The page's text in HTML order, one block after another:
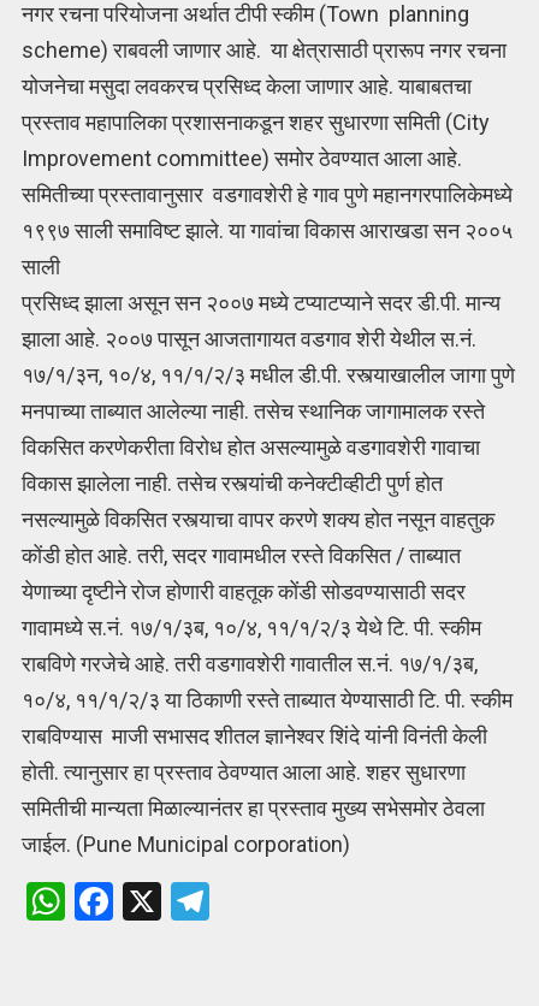
नगर रचना परियोजना अर्थात टीपी स्कीम (Town planning
scheme) राबवली जाणार आहे. या क्षेत्रासाठी प्रारूप नगर रचना
योजनेचा मसुदा लवकरच प्रसिध्द केला जाणार आहे. याबाबतचा
प्रस्ताव महापालिका प्रशासनाकडून शहर सुधारणा समिती (City
Improvement committee) समोर ठेवण्यात आला आहे.
समितीच्या प्रस्तावानुसार वडगावशेरी हे गाव पुणे महानगरपालिकेमध्ये
१९९७ साली समाविष्ट झाले. या गावांचा विकास आराखडा सन २००५
साली
प्रसिध्द झाला असून सन २००७ मध्ये टप्याटप्याने सदर डी.पी. मान्य
झाला आहे. २००७ पासून आजतागायत वडगाव शेरी येथील स.नं.
१७/१/३न, १०/४, ११/१/२/३ मधील डी.पी. रस्त्याखालील जागा पुणे
मनपाच्या ताब्यात आलेल्या नाही. तसेच स्थानिक जागामालक रस्ते
विकसित करणेकरीता विरोध होत असल्यामुळे वडगावशेरी गावाचा
विकास झालेला नाही. तसेच रस्त्यांची कनेक्टीव्हीटी पुर्ण होत
नसल्यामुळे विकसित रस्त्याचा वापर करणे शक्य होत नसून वाहतुक
कोंडी होत आहे. तरी, सदर गावामधील रस्ते विकसित / ताब्यात
येणाच्या दृष्टीने रोज होणारी वाहतूक कोंडी सोडवण्यासाठी सदर
गावामध्ये स.नं. १७/१/३ब, १०/४, ११/१/२/३ येथे टि. पी. स्कीम
राबविणे गरजेचे आहे. तरी वडगावशेरी गावातील स.नं. १७/१/३ब,
१०/४, ११/१/२/३ या ठिकाणी रस्ते ताब्यात येण्यासाठी टि. पी. स्कीम
राबविण्यास माजी सभासद शीतल ज्ञानेश्वर शिंदे यांनी विनंती केली
होती. त्यानुसार हा प्रस्ताव ठेवण्यात आला आहे. शहर सुधारणा
समितीची मान्यता मिळाल्यानंतर हा प्रस्ताव मुख्य सभेसमोर ठेवला
जाईल. (Pune Municipal corporation)
W
F
X